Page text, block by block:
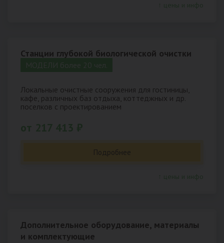
Станции глубокой биологической очистки
Локальные очистные сооружения для гостиницы,
кафе, различных баз отдыха, коттеджных и др.
поселков с проектированием
Подробнее
Дополнительное оборудование, материалы
и комплектующие